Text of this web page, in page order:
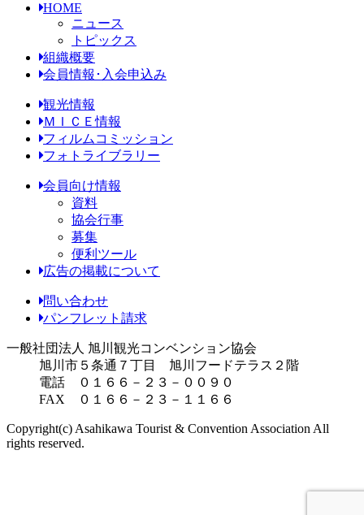
HOME
ニュース
トピックス
組織概要
会員情報･入会申込み
観光情報
ＭＩＣＥ情報
フィルムコミッション
フォトライブラリー
会員向け情報
資料
協会行事
募集
便利ツール
広告の掲載について
問い合わせ
パンフレット請求
一般社団法人 旭川観光コンベンション協会
旭川市５条通７丁目 旭川フードテラス２階
電話 ０１６６－２３－００９０
FAX ０１６６－２３－１１６６
Copyright(c) Asahikawa Tourist & Convention Association All
rights reserved.